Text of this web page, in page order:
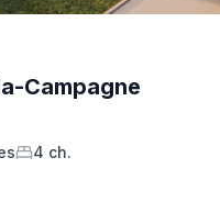
Campagne
s 4 ch.